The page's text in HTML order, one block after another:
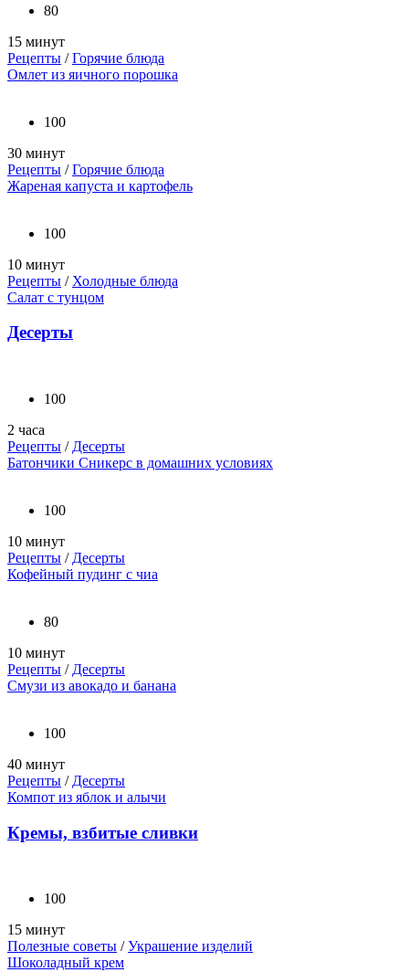
80
15 минут
Рецепты /Горячие блюда
Омлет из яичного порошка
100
30 минут
Рецепты /Горячие блюда
Жареная капуста и картофель
100
10 минут
Рецепты / Холодные блюда
Салат с тунцом
Десерты
100
2 часа
Рецепты / Десерты
Батончики Сникерс в домашних условиях
100
10 минут
Рецепты / Десерты
Кофейный пудинг с чиа
80
10 минут
Рецепты / Десерты
Смузи из авокадо и банана
100
40 минут
Рецепты / Десерты
Компот из яблок и алычи
Кремы, взбитые сливки
100
15 минут
Полезные советы /Украшение изделий
Шоколадный крем